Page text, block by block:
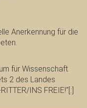
Anerkennung für die
für Wissenschaft
2 des Landes
INS FREIE!“[:]